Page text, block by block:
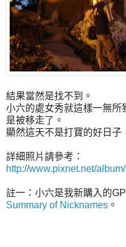
結果當然是找不到。
小六的處女秀就這樣一無所
是被移走了。
顯然這天不是打寶的好日子
詳細照片請參考：
http://www.pixnet.net/
註一：小六是我新購入的
Summary of Nicknames 。